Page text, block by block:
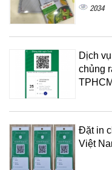
2034
Dịch
chủng
TPHCM
Đặt in
Việt